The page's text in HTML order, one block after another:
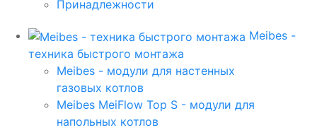
Принадлежности
Meibes -
техника быстрого монтажа
Meibes - модули для настенных
газовых котлов
Meibes MeiFlow Top S - модули для
напольных котлов